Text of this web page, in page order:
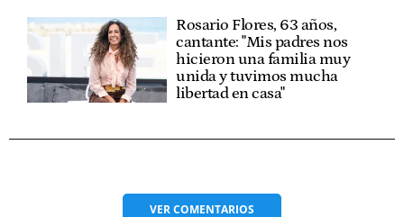
Rosario Flores, 63 años,
cantante: "Mis padres nos
hicieron una familia muy
unida y tuvimos mucha
libertad en casa"
VERCOMENTARIOS